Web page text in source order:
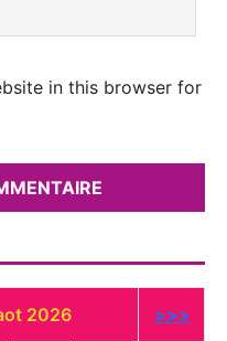
in this browser for
2026 >>>